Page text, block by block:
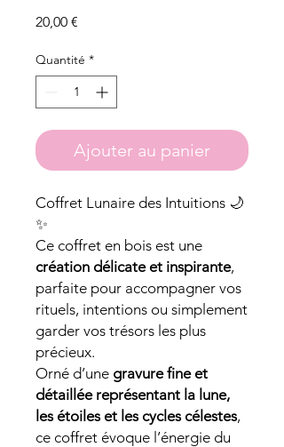
20,00 €
Quantité *
Ajouter au panier
Coffret Lunaire des Intuitions 🌙
✨
Ce coffret en bois est une
création délicate et inspirante,
parfaite pour accompagner vos
rituels, intentions ou simplement
garder vos trésors les plus
précieux.
Orné d’une gravure fine et
détaillée représentant la lune,
les étoiles et les cycles célestes,
ce coffret évoque l’énergie du